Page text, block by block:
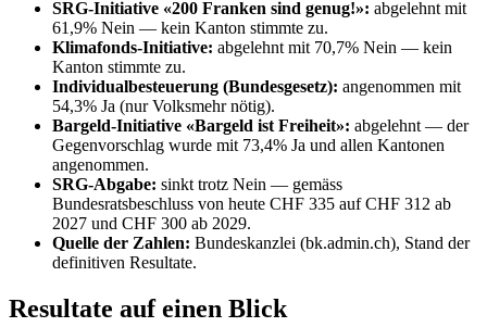
SRG-Initiative «200 Franken sind genug!»: abgelehnt mit
61,9% Nein — kein Kanton stimmte zu.
Klimafonds-Initiative: abgelehnt mit 70,7% Nein — kein
Kanton stimmte zu.
Individualbesteuerung (Bundesgesetz): angenommen mit
54,3% Ja (nur Volksmehr nötig).
Bargeld-Initiative «Bargeld ist Freiheit»: abgelehnt — der
Gegenvorschlag wurde mit 73,4% Ja und allen Kantonen
angenommen.
SRG-Abgabe: sinkt trotz Nein — gemäss
Bundesratsbeschluss von heute CHF 335 auf CHF 312 ab
2027 und CHF 300 ab 2029.
Quelle der Zahlen: Bundeskanzlei (bk.admin.ch), Stand der
definitiven Resultate.
Resultate auf einen Blick